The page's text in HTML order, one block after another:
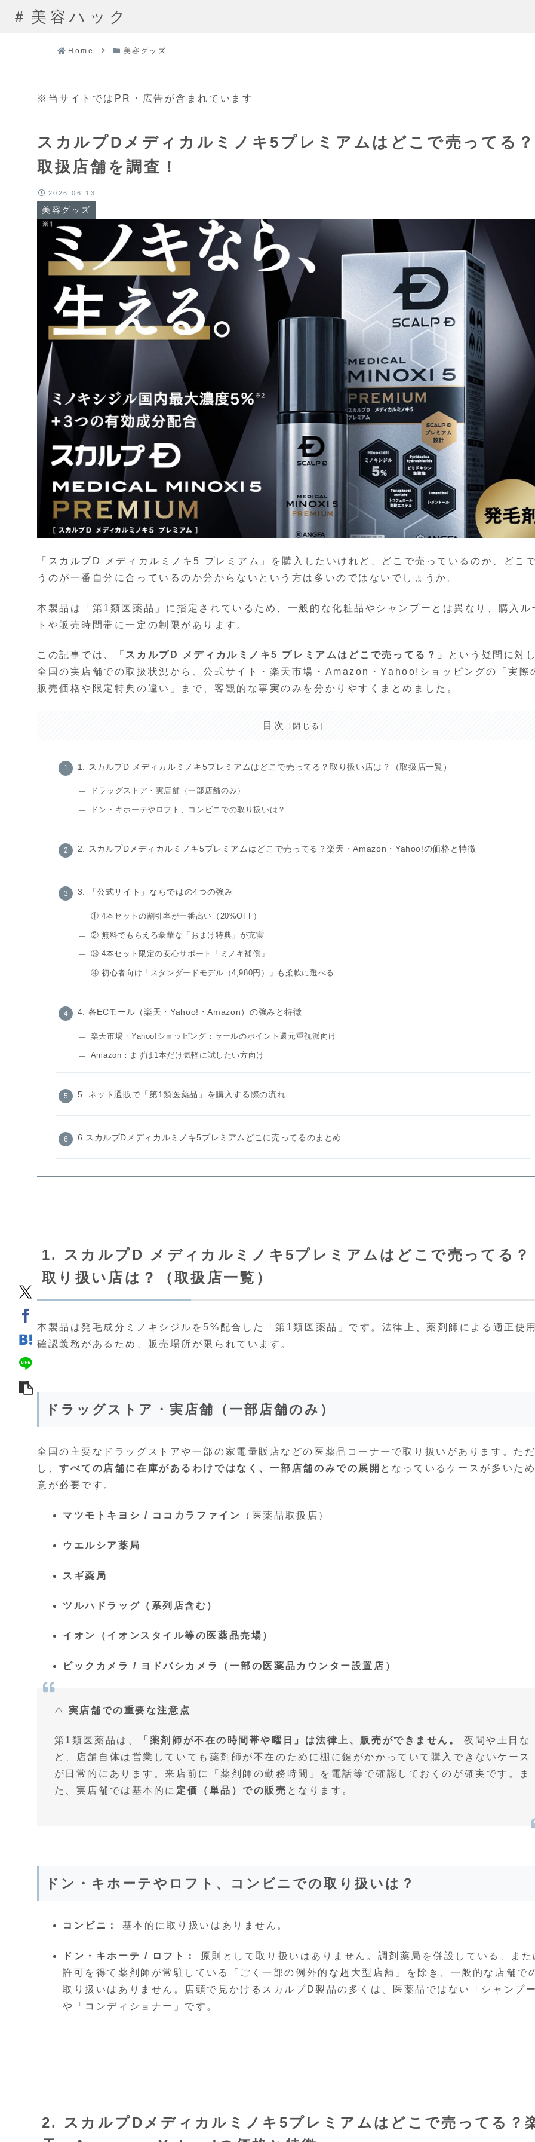
＃美容ハック
Home 美容グッズ
※当サイトではPR・広告が含まれています
スカルプDメディカルミノキ5プレミアムはどこで売ってる？
取扱店舗を調査！
美容グッズ
2026.06.13
「スカルプD メディカルミノキ5 プレミアム」を購入したいけれど、どこで売っているのか、どこ
うのが一番自分に合っているのか分からないという方は多いのではないでしょうか。
本製品は「第1類医薬品」に指定されているため、一般的な化粧品やシャンプーとは異なり、購入ル
トや販売時間帯に一定の制限があります。
この記事では、 「スカルプD メディカルミノキ5 プレミアムはどこで売ってる？」
という疑問に対
全国の実店舗での取扱状況から、公式サイト・楽天市場・Amazon・Yahoo!ショッピングの「実際
販売価格や限定特典の違い」まで、客観的な事実のみを分かりやすくまとめました。
目次
1. スカルプD メディカルミノキ5プレミアムはどこで売ってる？取り扱い店は？（取扱店一覧）
ドラッグストア・実店舗（一部店舗のみ）
ドン・キホーテやロフト、コンビニでの取り扱いは？
2. スカルプDメディカルミノキ5プレミアムはどこで売ってる？楽天・Amazon・Yahoo!の価格と特徴
3. 「公式サイト」ならではの4つの強み
① 4本セットの割引率が一番高い（20%OFF）
② 無料でもらえる豪華な「おまけ特典」が充実
③ 4本セット限定の安心サポート「ミノキ補償」
④ 初心者向け「スタンダードモデル（4,980円）」も柔軟に選べる
4. 各ECモール（楽天・Yahoo!・Amazon）の強みと特徴
楽天市場・Yahoo!ショッピング：セールのポイント還元重視派向け
Amazon：まずは1本だけ気軽に試したい方向け
5. ネット通販で「第1類医薬品」を購入する際の流れ
6.スカルプDメディカルミノキ5プレミアムどこに売ってるのまとめ
1. スカルプD メディカルミノキ5プレミアムはどこで売ってる？
取り扱い店は？（取扱店一覧）
本製品は発毛成分ミノキシジルを5%配合した「第1類医薬品」です。法律上、薬剤師による適正使
確認義務があるため、販売場所が限られています。
ドラッグストア・実店舗（一部店舗のみ）
全国の主要なドラッグストアや一部の家電量販店などの医薬品コーナーで取り扱いがあります。 た
し、すべての店舗に在庫があるわけではなく、一部店舗のみでの展開 となっているケースが多いた
意が必要です。
マツモトキヨシ / ココカラファイン （医薬品取扱店）
ウエルシア薬局
スギ薬局
ツルハドラッグ（系列店含む）
イオン（イオンスタイル等の医薬品売場）
ビックカメラ / ヨドバシカメラ（一部の医薬品カウンター設置店）
⚠️ 実店舗での重要な注意点
第1類医薬品は、 「薬剤師が不在の時間帯や曜日」は法律上、販売ができません。
夜間や土日な
ど、店舗自体は営業していても薬剤師が不在のために棚に鍵がかかっていて購入できないケース
が日常的にあります。来店前に「薬剤師の勤務時間」を電話等で確認しておくのが確実です。ま
た、実店舗では基本的に 定価（単品）での販売 となります。
ドン・キホーテやロフト、コンビニでの取り扱いは？
コンビニ： 基本的に取り扱いはありません。
ドン・キホーテ / ロフト：
原則として取り扱いはありません。調剤薬局を併設している、また
許可を得て薬剤師が常駐している「ごく一部の例外的な超大型店舗」を除き、一般的な店舗で
取り扱いはありません。店頭で見かけるスカルプD製品の多くは、医薬品ではない「シャンプ
や「コンディショナー」です。
2. スカルプDメディカルミノキ5プレミアムはどこで売ってる？